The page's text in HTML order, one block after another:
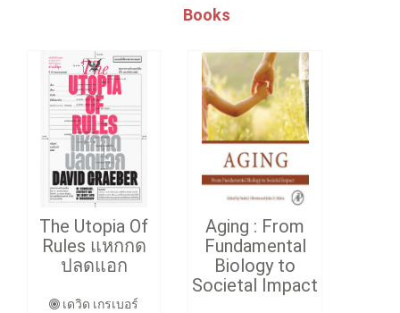
Books
The Utopia Of
Rules แหกกด
ปลดแอก
เดวิด เกรเบอร์
Aging : From
Fundamental
Biology to
Societal Impact